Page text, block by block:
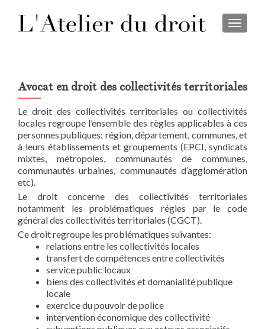
Avocat en droit des collectivités territoriales
Le droit des collectivités territoriales ou collectivités
locales regroupe l’ensemble des règles applicables à ces
personnes publiques: région, département, communes, et
à leurs établissements et groupements (EPCI, syndicats
mixtes, métropoles, communautés de communes,
communautés urbaines, communautés d’agglomération
etc).
Le droit concerne des collectivités territoriales
notamment les problématiques régies par le code
général des collectivités territoriales (CGCT).
Ce droit regroupe les problématiques suivantes:
relations entre les collectivités locales
transfert de compétences entre collectivités
service public locaux
biens des collectivités et domanialité publique
locale
exercice du pouvoir de police
intervention économique des collectivité